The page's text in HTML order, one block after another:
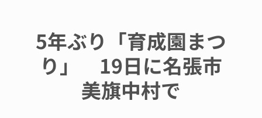
5年ぶり「育成園まつ
り」 19日に名張市
美旗中村で